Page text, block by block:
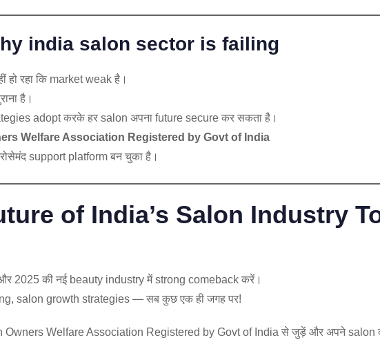
india salon sector is failing
हो रहा कि market weak है।
है।
adopt करके हर salon अपना future secure कर सकता है।
Welfare Association Registered by Govt of India
support platform बन चुका है।
of India’s Salon Industry
और 2025 की नई beauty industry में strong comeback करें।
salon growth strategies — सब कुछ एक ही जगह पर!
Welfare Association Registered by Govt of India से जुड़ें और अपने salon का